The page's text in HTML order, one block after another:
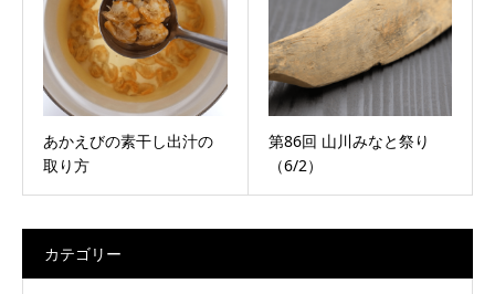
あかえびの素干し出汁の
取り方
第86回 山川みなと祭り
（6/2）
カテゴリー